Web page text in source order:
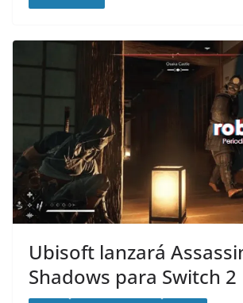
Ubisoft lanzará
Shadows para Switch 2